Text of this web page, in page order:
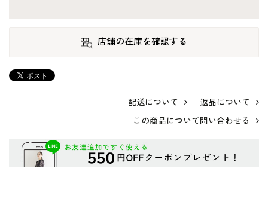
店舗の在庫を確認する
配送について
返品について
この商品について問い合わせる